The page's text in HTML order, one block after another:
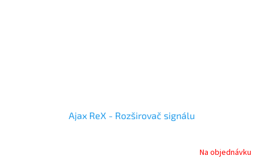
Ajax ReX - Rozširovač signálu
Na objednávku